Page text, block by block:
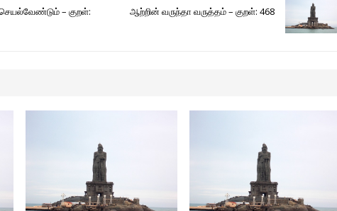
– குறள்:
ஆற்றின் வருந்தா வருத்தம் – குறள்: 468